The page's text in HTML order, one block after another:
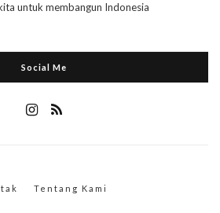
untuk membangun Indonesia
Social Me
Tentang Kami